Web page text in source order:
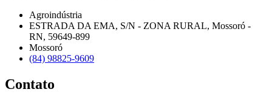
Agroindústria
ESTRADA DA EMA, S/N - ZONA RURAL, Mossoró -
RN, 59649-899
Mossoró
(84) 98825-9609
Contato